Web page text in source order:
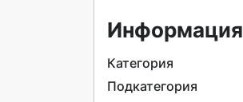
Информация
Категория
Подкатегория